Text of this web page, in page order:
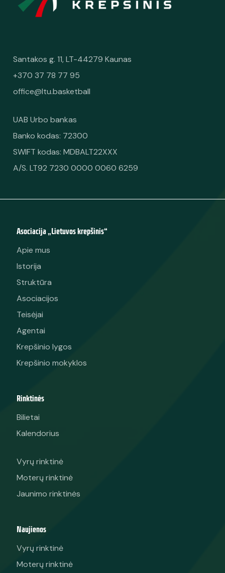
Santakos g. 11, LT-44279 Kaunas
+370 37 78 77 95
office@ltu.basketball
UAB Urbo bankas
Banko kodas: 72300
SWIFT kodas: MDBALT22XXX
A/S. LT92 7230 0000 0060 6259
Asociacija „Lietuvos krepšinis“
Apie mus
Istorija
Struktūra
Asociacijos
Teisėjai
Agentai
Krepšinio lygos
Krepšinio mokyklos
Rinktinės
Bilietai
Kalendorius
Vyrų rinktinė
Moterų rinktinė
Jaunimo rinktinės
Naujienos
Vyrų rinktinė
Moterų rinktinė